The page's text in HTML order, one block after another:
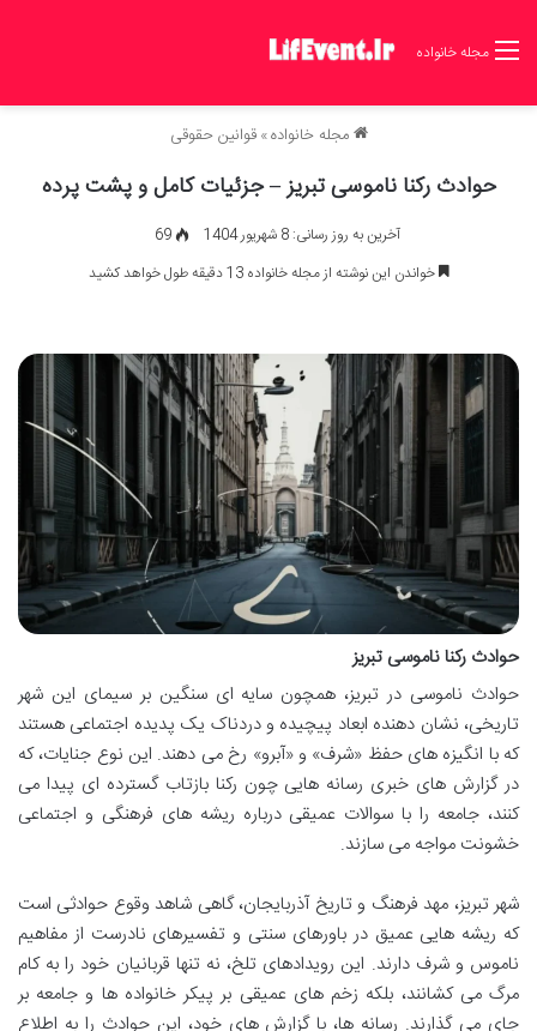
مجله خانواده
مجله خانواده» قوانین حقوقی
حوادث رکنا ناموسی تبریز – جزئیات کامل و پشت پرده
آخرین به روز رسانی: 8 شهریور 1404
69
خواندن این نوشته از مجله خانواده 13 دقیقه طول خواهد کشید
حوادث رکنا ناموسی تبریز
حوادث ناموسی در تبریز، همچون سایه ای سنگین بر سیمای این شهر
تاریخی، نشان دهنده ابعاد پیچیده و دردناک یک پدیده اجتماعی هستند
که با انگیزه های حفظ «شرف» و «آبرو» رخ می دهند. این نوع جنایات، که
در گزارش های خبری رسانه هایی چون رکنا بازتاب گسترده ای پیدا می
کنند، جامعه را با سوالات عمیقی درباره ریشه های فرهنگی و اجتماعی
خشونت مواجه می سازند.
شهر تبریز، مهد فرهنگ و تاریخ آذربایجان، گاهی شاهد وقوع حوادثی است
که ریشه هایی عمیق در باورهای سنتی و تفسیرهای نادرست از مفاهیم
ناموس و شرف دارند. این رویدادهای تلخ، نه تنها قربانیان خود را به کام
مرگ می کشانند، بلکه زخم های عمیقی بر پیکر خانواده ها و جامعه بر
جای می گذارند. رسانه ها، با گزارش های خود، این حوادث را به اطلاع